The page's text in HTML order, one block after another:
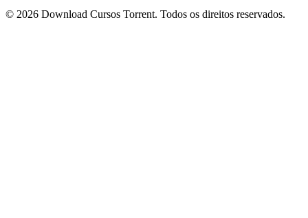
© 2026 Download Cursos Torrent. Todos os direitos reservados.